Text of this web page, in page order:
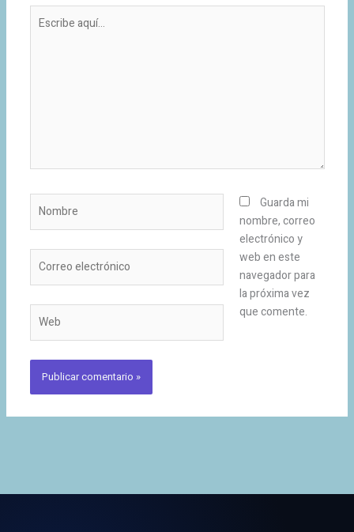
aquí...
electrónico
Guarda mi
nombre, correo
electrónico y
web en este
navegador para
la próxima vez
que comente.